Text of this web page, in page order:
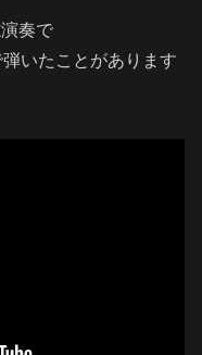
奏で
いたことがあります